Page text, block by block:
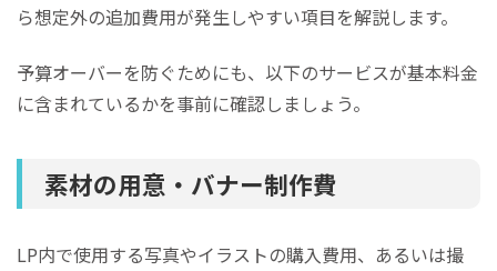
ら想定外の追加費用が発生しやすい項目を解説します。
予算オーバーを防ぐためにも、以下のサービスが基本料金
に含まれているかを事前に確認しましょう。
素材の用意・バナー制作費
LP内で使用する写真やイラストの購入費用、あるいは撮